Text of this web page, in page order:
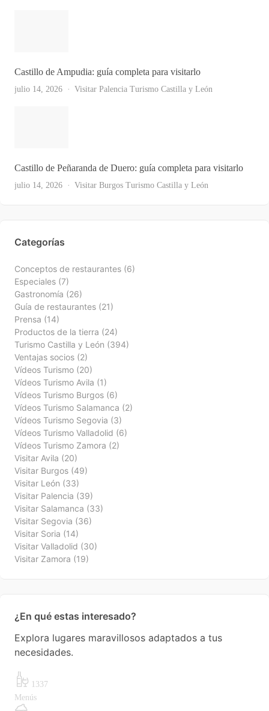
Castillo de Ampudia: guía completa para visitarlo
julio 14, 2026 Visitar Palencia Turismo Castilla y León
Castillo de Peñaranda de Duero: guía completa para visitarlo
julio 14, 2026 Visitar Burgos Turismo Castilla y León
Ver Todas
Categorías
Conceptos de restaurantes (6)
Especiales (7)
Gastronomía (26)
Guía de restaurantes (21)
Prensa (14)
Productos de la tierra (24)
Turismo Castilla y León (394)
Ventajas socios (2)
Vídeos Turismo (20)
Vídeos Turismo Avila (1)
Vídeos Turismo Burgos (6)
Vídeos Turismo Salamanca (2)
Vídeos Turismo Segovia (3)
Vídeos Turismo Valladolid (6)
Vídeos Turismo Zamora (2)
Visitar Avila (20)
Visitar Burgos (49)
Visitar León (33)
Visitar Palencia (39)
Visitar Salamanca (33)
Visitar Segovia (36)
Visitar Soria (14)
Visitar Valladolid (30)
Visitar Zamora (19)
¿En qué estas interesado?
Explora lugares maravillosos adaptados a tus
necesidades.
1337
Menús